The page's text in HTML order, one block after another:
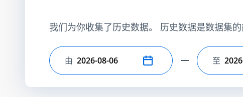
我们为你收集了历史数据。 历史数据是数据集
选择开始日期
由 选择结
至